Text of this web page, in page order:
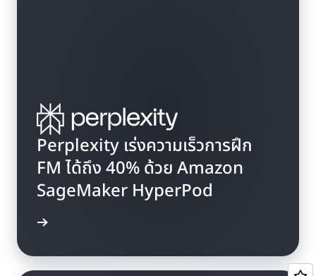
Perplexity เร่งความเร็วการฝึก
FM ได้ถึง 40% ด้วย Amazon
SageMaker HyperPod